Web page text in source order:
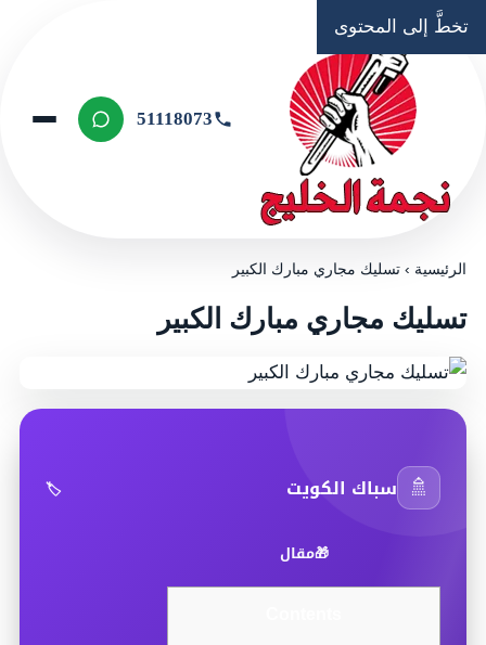
تخطَّ إلى المحتوى
51118073
الرئيسية ›تسليك مجاري مبارك الكبير
تسليك مجاري مبارك الكبير
🚿 سباك الكويت 🏷️
🎁مقال